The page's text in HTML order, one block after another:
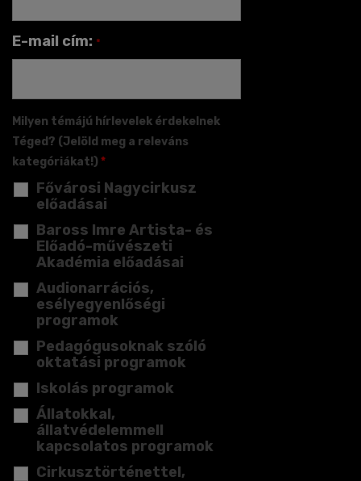
E-mail cím: *
Milyen témájú hírlevelek érdekelnek
Téged? (Jelöld meg a releváns
kategóriákat!) *
Fővárosi Nagycirkusz
előadásai
Baross Imre Artista- és
Előadó-művészeti
Akadémia előadásai
Audionarrációs,
esélyegyenlőségi
programok
Pedagógusoknak szóló
oktatási programok
Iskolás programok
Állatokkal,
állatvédelemmell
kapcsolatos programok
Cirkusztörténettel,